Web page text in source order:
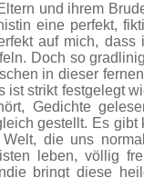
und ihrem
eine perfekt,
auf mich, dass
Doch so
in dieser
ist strikt festgelegt
Gedichte
gestellt. Es
die uns
leben, völlig
bringt diese